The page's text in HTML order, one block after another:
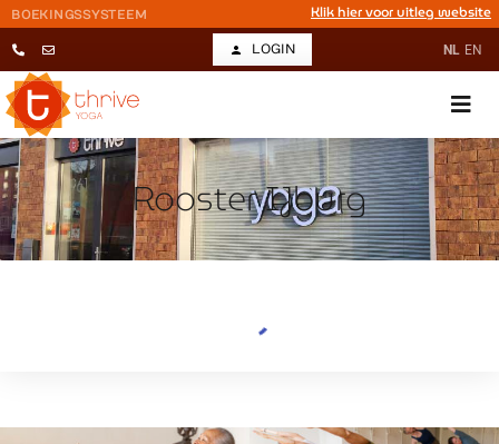
BOEKINGSSYSTEEM Klik hier voor uitleg website
LOGIN NL EN
Rooster IJburg